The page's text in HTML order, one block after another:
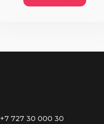
+7 727 30 000 30